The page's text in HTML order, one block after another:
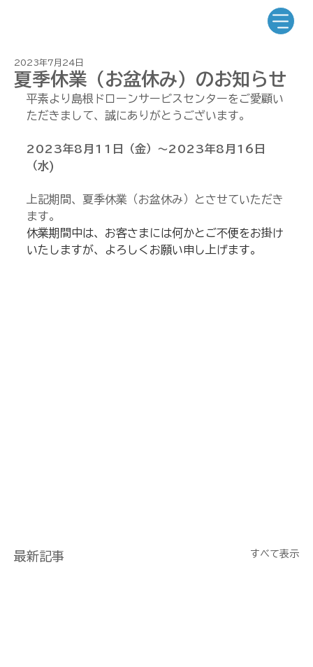
夏季休業（お盆休み）のお知らせ
2023年7月24日
平素より島根ドローンサービスセンターをご愛顧い
ただきまして、誠にありがとうございます。
2023年8月11日（金）～2023年8月16日
（水)
上記期間、夏季休業（お盆休み）とさせていただき
ます。
休業期間中は、お客さまには何かとご不便をお掛け
いたしますが、よろしくお願い申し上げます。
最新記事 すべて表示